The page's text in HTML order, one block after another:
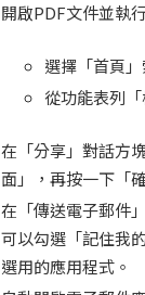
開啟PDF文件並執
選擇「首頁」
從功能表列
在「分享」對話方
面」，再按一下「
在「傳送電子郵件
可以勾選「記住我
選用的應用程式。